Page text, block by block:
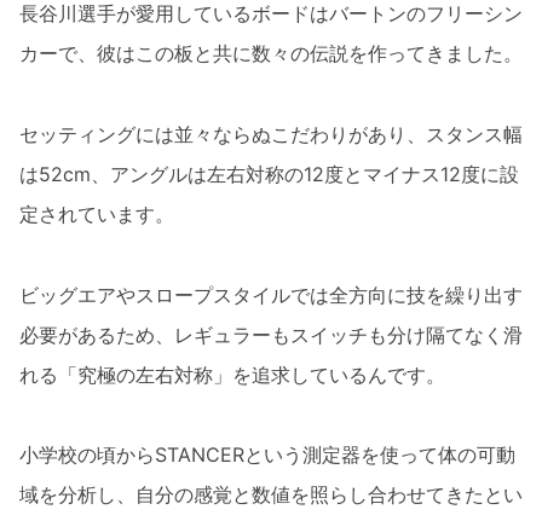
長谷川選手が愛用しているボードはバートンのフリーシン
カーで、彼はこの板と共に数々の伝説を作ってきました。
セッティングには並々ならぬこだわりがあり、スタンス幅
は52cm、アングルは左右対称の12度とマイナス12度に設
定されています。
ビッグエアやスロープスタイルでは全方向に技を繰り出す
必要があるため、レギュラーもスイッチも分け隔てなく滑
れる「究極の左右対称」を追求しているんです。
小学校の頃からSTANCERという測定器を使って体の可動
域を分析し、自分の感覚と数値を照らし合わせてきたとい